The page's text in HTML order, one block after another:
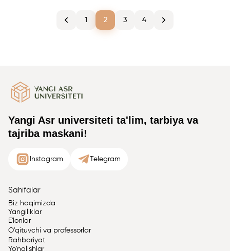
1 2 3 4
Yangi Asr universiteti ta'lim, tarbiya va
tajriba maskani!
Instagram Telegram
Sahifalar
Biz haqimizda
Yangiliklar
E'lonlar
O'qituvchi va professorlar
Rahbariyat
Yo'nalishlar